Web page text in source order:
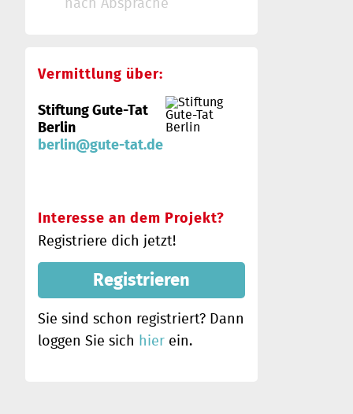
nach Absprache
Vermittlung über:
Stiftung Gute-Tat
Berlin
berlin@gute-tat.de
Interesse an dem Projekt?
Registriere dich jetzt!
Registrieren
Sie sind schon registriert? Dann
loggen Sie sich hier ein.